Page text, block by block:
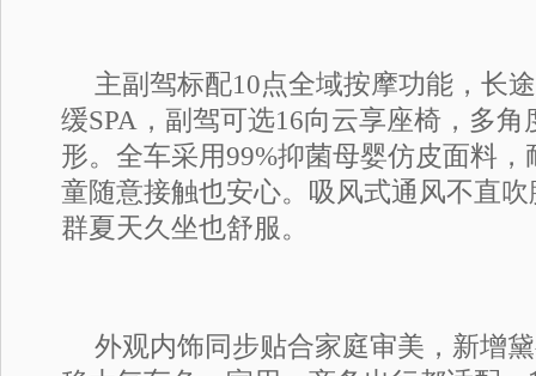
主副驾标配10点全域按摩功能，长
缓SPA，副驾可选16向云享座椅，多
形。全车采用99%抑菌母婴仿皮面料
童随意接触也安心。吸风式通风不直
群夏天久坐也舒服。
外观内饰同步贴合家庭审美，新增